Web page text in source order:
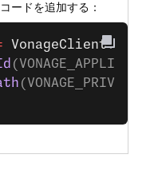
ードを追加する：
VonageClient.